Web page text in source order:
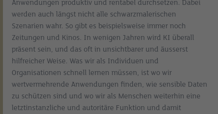
Anwendungen produktiv und rentabel durchsetzen. Dabei
werden auch längst nicht alle schwarzmalerischen
Szenarien wahr. So gibt es beispielsweise immer noch
Zeitungen und Kinos. In wenigen Jahren wird KI überall
präsent sein, und das oft in unsichtbarer und äusserst
hilfreicher Weise. Was wir als Individuen und
Organisationen schnell lernen müssen, ist wo wir
wertvermehrende Anwendungen finden, wie sensible Daten
zu schützen sind und wo wir als Menschen weiterhin eine
letztinstanzliche und autoritäre Funktion und damit